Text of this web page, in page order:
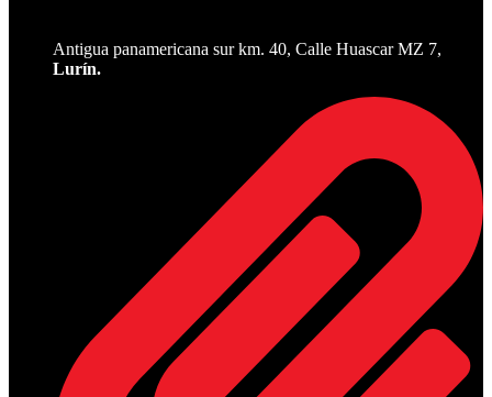
Antigua panamericana sur km. 40, Calle Huascar MZ 7,
Lurín.